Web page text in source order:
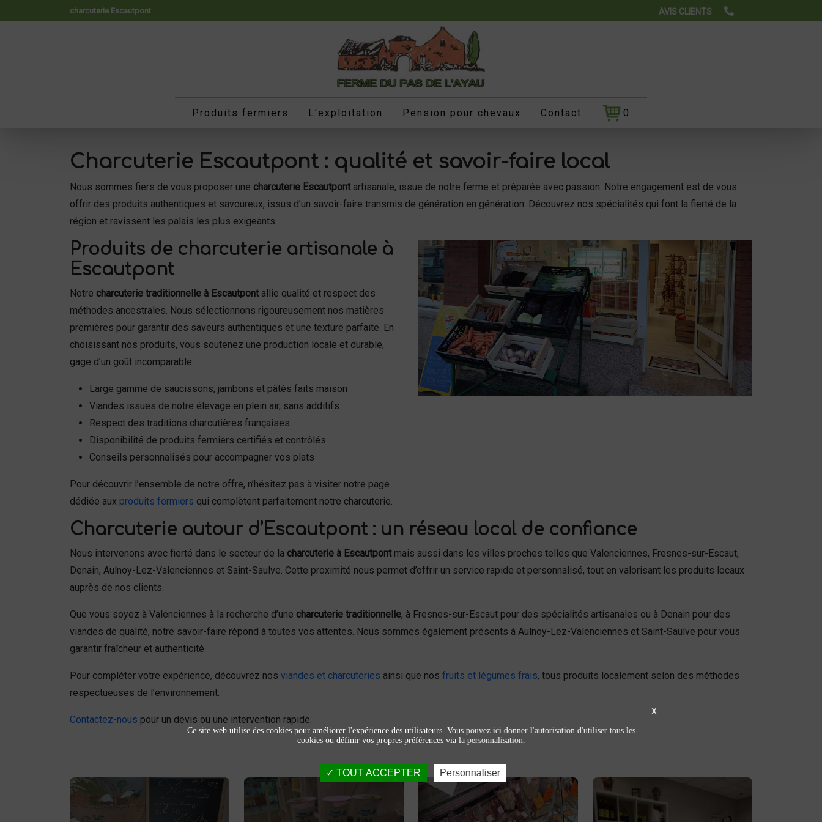
charcuterie Escautpont AVIS CLIENTS
Produits fermiers L'exploitation Pension pour chevaux Contact 0
Charcuterie Escautpont : qualité et savoir-faire local
Nous sommes fiers de vous proposer une charcuterie Escautpontartisanale, issue de notre ferme et préparée avec passion. Notre engagement est de vous
offrir des produits authentiques et savoureux, issus d’un savoir-faire transmis de génération en génération. Découvrez nos spécialités qui font la fierté de la
région et ravissent les palais les plus exigeants.
Produits de charcuterie artisanale à
Escautpont
Notre charcuterie traditionnelle à Escautpontallie qualité et respect des
méthodes ancestrales. Nous sélectionnons rigoureusement nos matières
premières pour garantir des saveurs authentiques et une texture parfaite. En
choisissant nos produits, vous soutenez une production locale et durable,
gage d’un goût incomparable.
Large gamme de saucissons, jambons et pâtés faits maison
Viandes issues de notre élevage en plein air, sans additifs
Respect des traditions charcutières françaises
Disponibilité de produits fermiers certifiés et contrôlés
Conseils personnalisés pour accompagner vos plats
Pour découvrir l’ensemble de notre offre, n’hésitez pas à visiter notre page
dédiée aux produits fermiers qui complètent parfaitement notre charcuterie.
Charcuterie autour d’Escautpont : un réseau local de confiance
Nous intervenons avec fierté dans le secteur de la charcuterie à Escautpontmais aussi dans les villes proches telles que Valenciennes, Fresnes-sur-Escaut,
Denain, Aulnoy-Lez-Valenciennes et Saint-Saulve. Cette proximité nous permet d’offrir un service rapide et personnalisé, tout en valorisant les produits locaux
auprès de nos clients.
Que vous soyez à Valenciennes à la recherche d’une charcuterie traditionnelle, à Fresnes-sur-Escaut pour des spécialités artisanales ou à Denain pour des
viandes de qualité, notre savoir-faire répond à toutes vos attentes. Nous sommes également présents à Aulnoy-Lez-Valenciennes et Saint-Saulve pour vous
garantir fraîcheur et authenticité.
Pour compléter votre expérience, découvrez nos viandes et charcuteries ainsi que nos fruits et légumes frais, tous produits localement selon des méthodes
respectueuses de l’environnement.
Contactez-nous pour un devis ou une intervention rapide.
Viandes et
Épicerie sucrée /
salée
Panneau de gestion des cookies
X
Ce site web utilise des cookies pour améliorer l'expérience des utilisateurs. Vous pouvez ici donner l'autorisation d'utiliser tous les
cookies ou définir vos propres préférences via la personnalisation.
TOUT ACCEPTER Personnaliser